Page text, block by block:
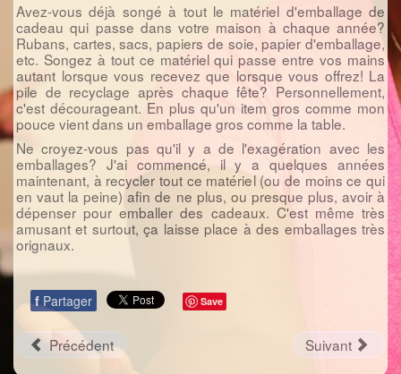
Avez-vous déjà songé à tout le matériel d'emballage de
cadeau qui passe dans votre maison à chaque année?
Rubans, cartes, sacs, papiers de soie, papier d'emballage,
etc. Songez à tout ce matériel qui passe entre vos mains
autant lorsque vous recevez que lorsque vous offrez! La
pile de recyclage après chaque fête? Personnellement,
c'est décourageant. En plus qu'un item gros comme mon
pouce vient dans un emballage gros comme la table.
Ne croyez-vous pas qu'il y a de l'exagération avec les
emballages? J'ai commencé, il y a quelques années
maintenant, à recycler tout ce matériel (ou de moins ce qui
en vaut la peine) afin de ne plus, ou presque plus, avoir à
dépenser pour emballer des cadeaux. C'est même très
amusant et surtout, ça laisse place à des emballages très
orignaux.
f Partager Save
Précédent Suivant